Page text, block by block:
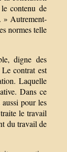
contenu de
» Autrement-
normes telle
digne des
contrat est
Laquelle
Dans ce
pour les
le travail
du travail de